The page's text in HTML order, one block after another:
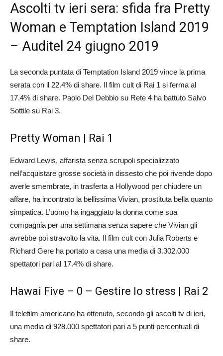
Ascolti tv ieri sera: sfida fra Pretty
Woman e Temptation Island 2019
– Auditel 24 giugno 2019
La seconda puntata di Temptation Island 2019 vince la prima
serata con il 22.4% di share. Il film cult di Rai 1 si ferma al
17.4% di share. Paolo Del Debbio su Rete 4 ha battuto Salvo
Sottile su Rai 3.
Pretty Woman | Rai 1
Edward Lewis, affarista senza scrupoli specializzato
nell’acquistare grosse società in dissesto che poi rivende dopo
averle smembrate, in trasferta a Hollywood per chiudere un
affare, ha incontrato la bellissima Vivian, prostituta bella quanto
simpatica. L’uomo ha ingaggiato la donna come sua
compagnia per una settimana senza sapere che Vivian gli
avrebbe poi stravolto la vita. Il film cult con Julia Roberts e
Richard Gere ha portato a casa una media di 3.302.000
spettatori pari al 17.4% di share.
Hawai Five – 0 – Gestire lo stress | Rai 2
Il telefilm americano ha ottenuto, secondo gli ascolti tv di ieri,
una media di 928.000 spettatori pari a 5 punti percentuali di
share.